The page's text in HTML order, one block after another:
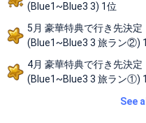
(Blue1~Blue3 3) 1位
5月 豪華特典で行き先決定
(Blue1~Blue3 3 旅ラン②)
4月 豪華特典で行き先決定
(Blue1~Blue3 3 旅ラン①)
See